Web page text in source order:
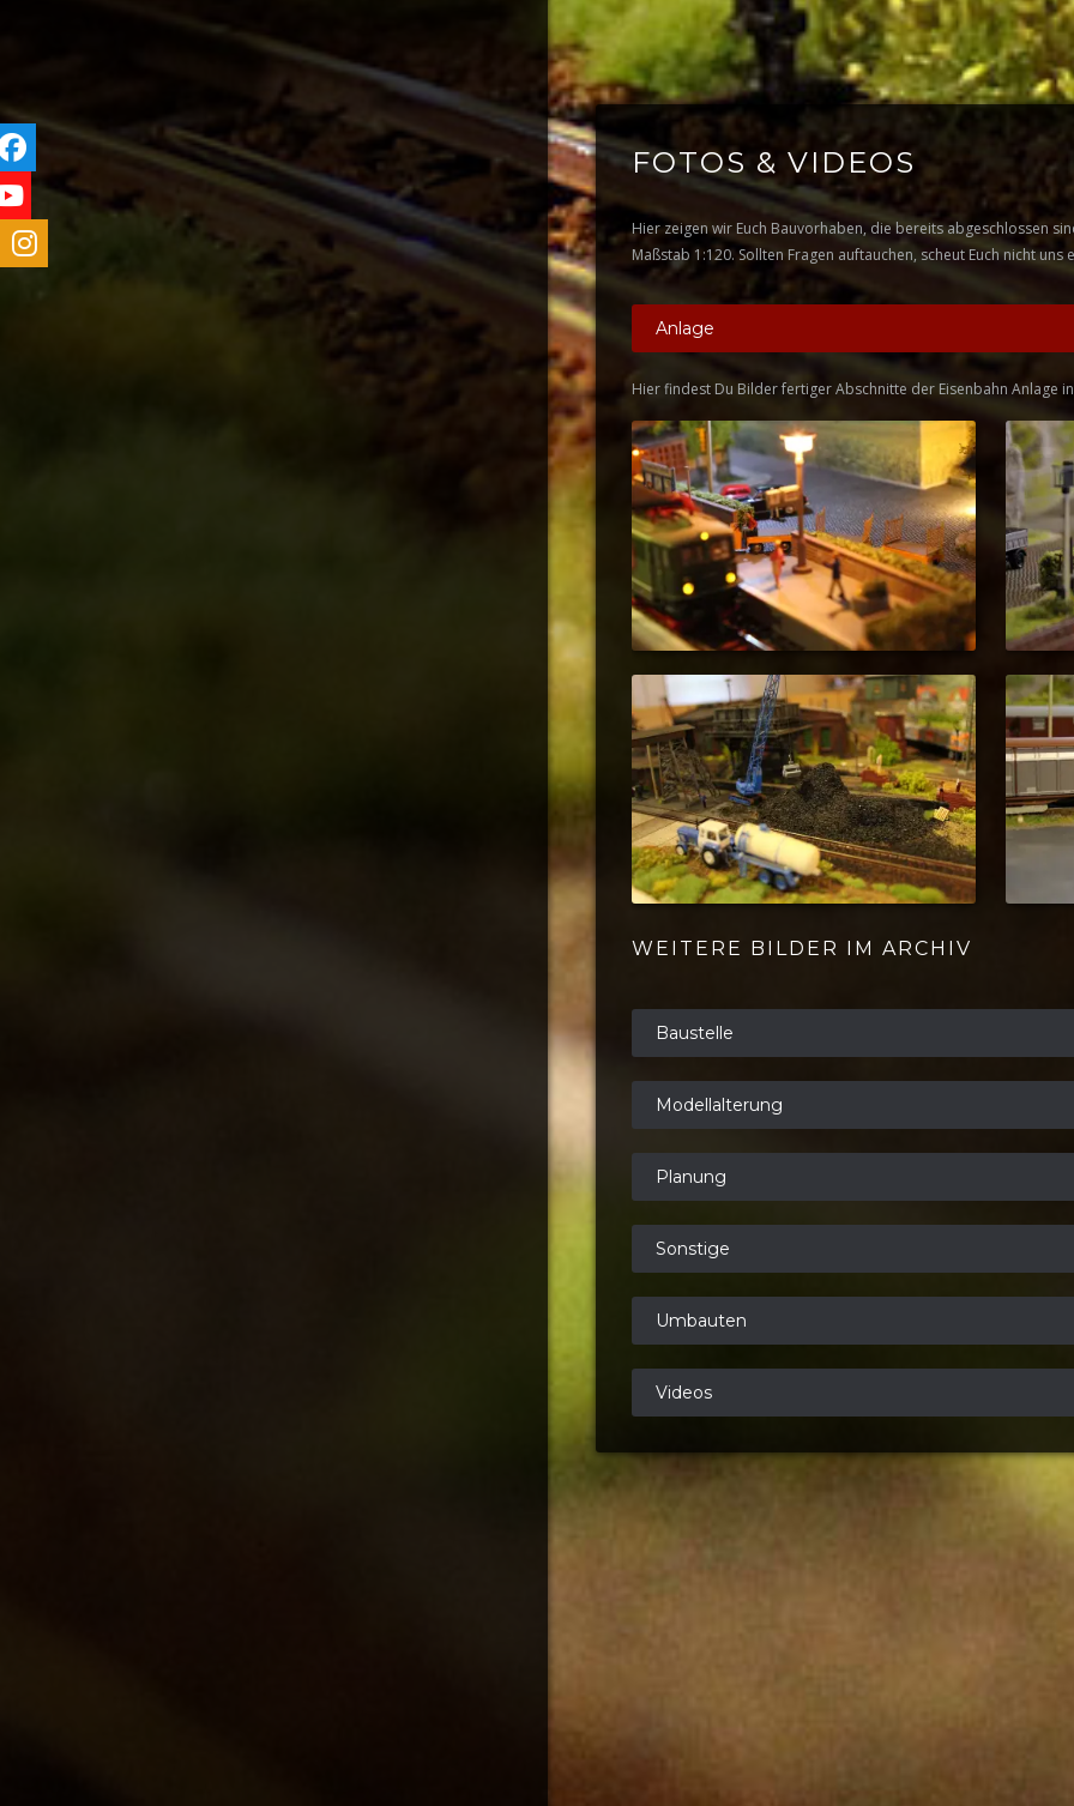
FOTOS & VIDEOS
Hier zeigen wir Euch Bauvorhaben, die bereits abgeschlossen
Maßstab 1:120. Sollten Fragen auftauchen, scheut Euch nicht uns
Anlage
Hier findest Du Bilder fertiger Abschnitte der Eisenbahn Anlage
WEITERE BILDER IM ARCHIV
Baustelle
Modellalterung
Planung
Sonstige
Umbauten
Videos